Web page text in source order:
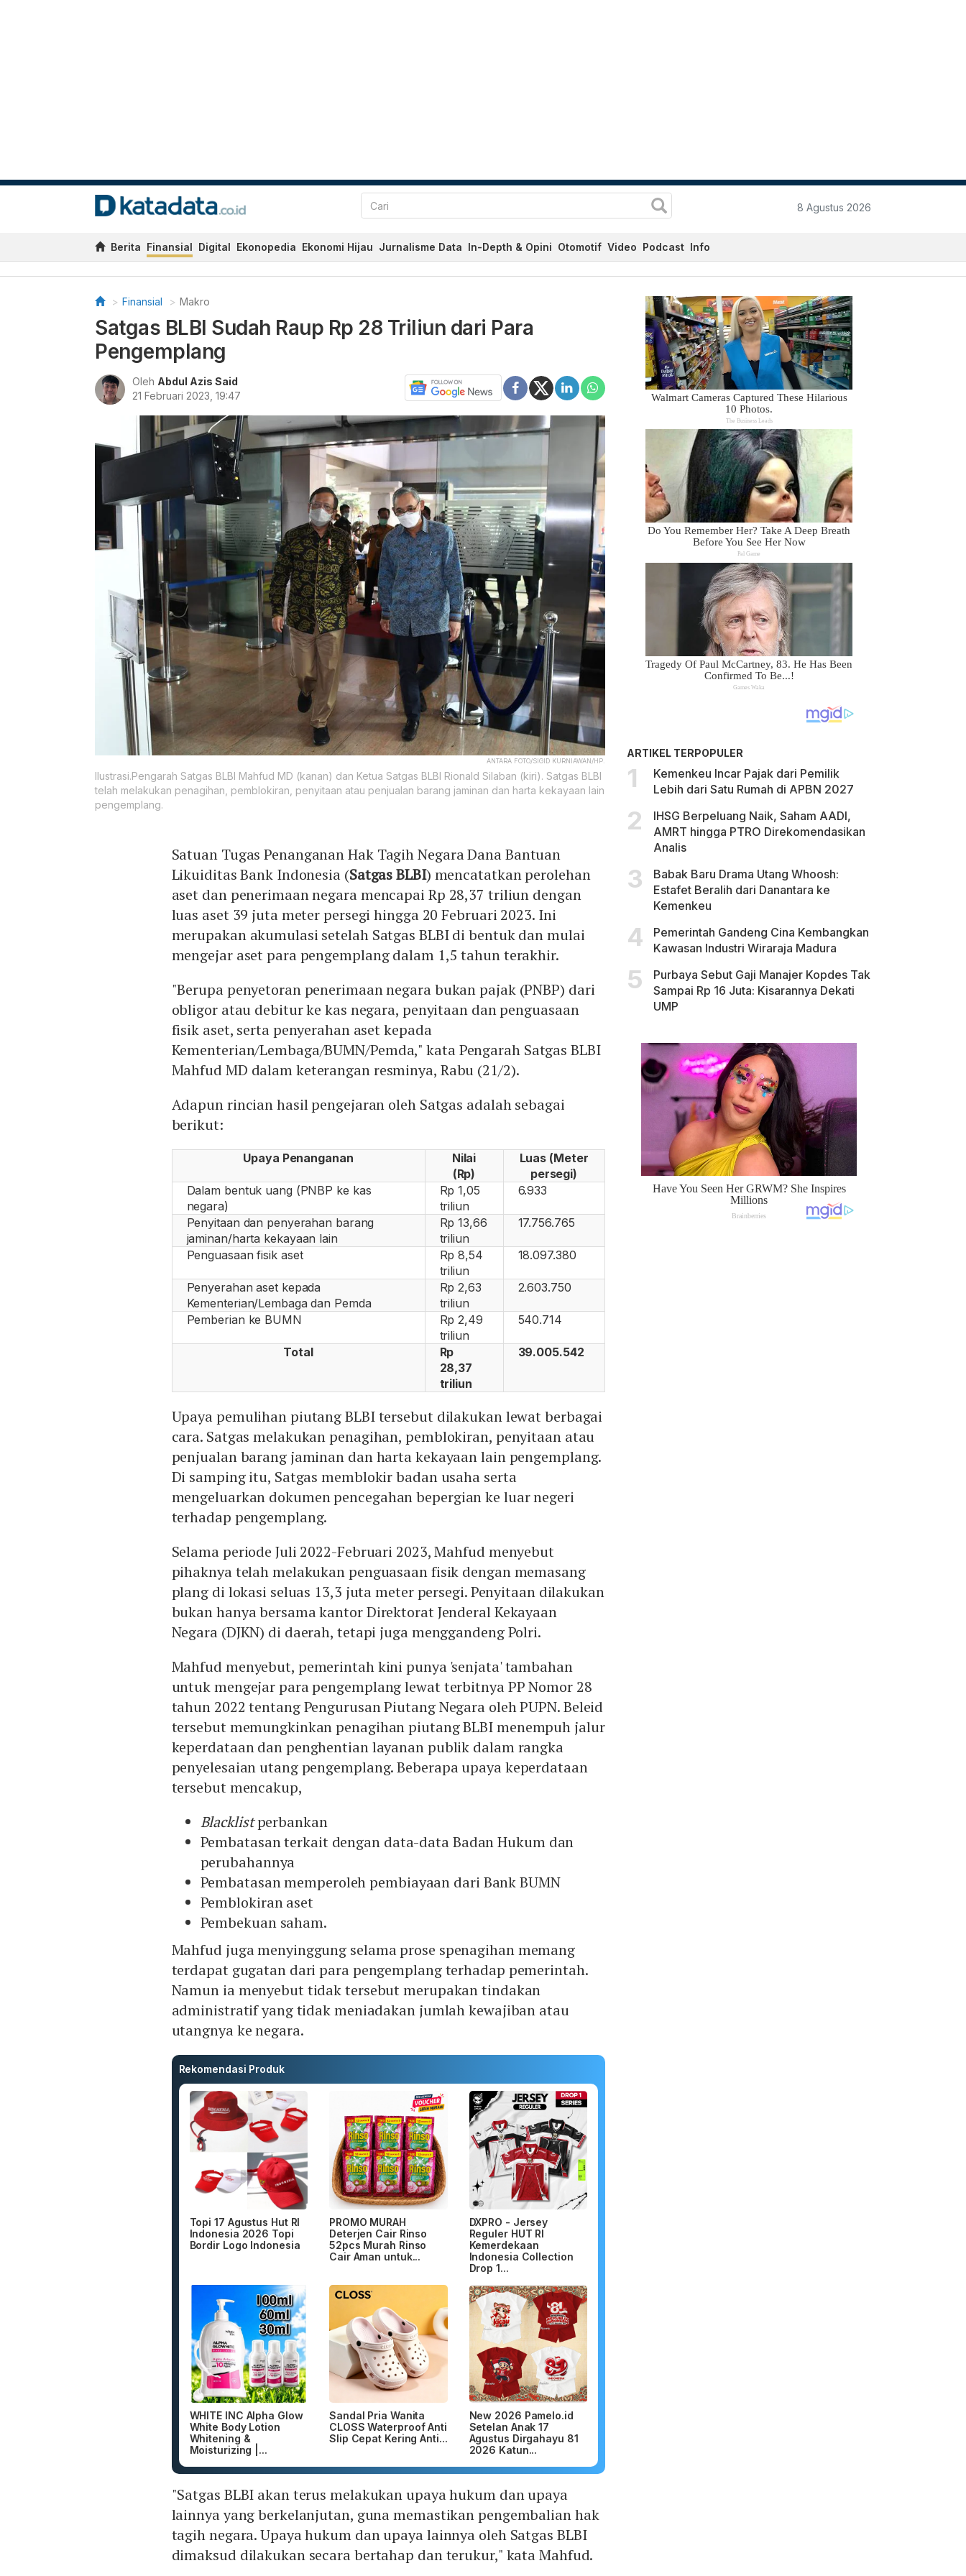
8 Agustus 2026
Berita Finansial Digital Ekonopedia Ekonomi Hijau Jurnalisme Data In-Depth & Opini Otomotif Video Podcast Info
Finansial Makro
Satgas BLBI Sudah Raup Rp 28 Triliun dari Para
Pengemplang
Oleh Abdul Azis Said
21 Februari 2023, 19:47
ANTARA FOTO/SIGID KURNIAWAN/HP.
Ilustrasi.Pengarah Satgas BLBI Mahfud MD (kanan) dan Ketua Satgas BLBI Rionald Silaban (kiri). Satgas BLBI
telah melakukan penagihan, pemblokiran, penyitaan atau penjualan barang jaminan dan harta kekayaan lain
pengemplang.
Satuan Tugas Penanganan Hak Tagih Negara Dana Bantuan
Likuiditas Bank Indonesia (Satgas BLBI) mencatatkan perolehan
aset dan penerimaan negara mencapai Rp 28,37 triliun dengan
luas aset 39 juta meter persegi hingga 20 Februari 2023. Ini
merupakan akumulasi setelah Satgas BLBI di bentuk dan mulai
mengejar aset para pengemplang dalam 1,5 tahun terakhir.
"Berupa penyetoran penerimaan negara bukan pajak (PNBP) dari
obligor atau debitur ke kas negara, penyitaan dan penguasaan
fisik aset, serta penyerahan aset kepada
Kementerian/Lembaga/BUMN/Pemda," kata Pengarah Satgas BLBI
Mahfud MD dalam keterangan resminya, Rabu (21/2).
Adapun rincian hasil pengejaran oleh Satgas adalah sebagai
berikut:
Upaya Penanganan
Nilai
(Rp)
Luas (Meter
persegi)
Dalam bentuk uang (PNBP ke kas
negara)
Rp 1,05
triliun
6.933
Penyitaan dan penyerahan barang
jaminan/harta kekayaan lain
Rp 13,66
triliun
17.756.765
Penguasaan fisik aset
Rp 8,54
triliun
18.097.380
Penyerahan aset kepada
Kementerian/Lembaga dan Pemda
Rp 2,63
triliun
2.603.750
Pemberian ke BUMN
Rp 2,49
triliun
540.714
Total
Rp
28,37
triliun
39.005.542
Upaya pemulihan piutang BLBI tersebut dilakukan lewat berbagai
cara. Satgas melakukan penagihan, pemblokiran, penyitaan atau
penjualan barang jaminan dan harta kekayaan lain pengemplang.
Di samping itu, Satgas memblokir badan usaha serta
mengeluarkan dokumen pencegahan bepergian ke luar negeri
terhadap pengemplang.
Selama periode Juli 2022-Februari 2023, Mahfud menyebut
pihaknya telah melakukan penguasaan fisik dengan memasang
plang di lokasi seluas 13,3 juta meter persegi. Penyitaan dilakukan
bukan hanya bersama kantor Direktorat Jenderal Kekayaan
Negara (DJKN) di daerah, tetapi juga menggandeng Polri.
Mahfud menyebut, pemerintah kini punya 'senjata' tambahan
untuk mengejar para pengemplang lewat terbitnya PP Nomor 28
tahun 2022 tentang Pengurusan Piutang Negara oleh PUPN. Beleid
tersebut memungkinkan penagihan piutang BLBI menempuh jalur
keperdataan dan penghentian layanan publik dalam rangka
penyelesaian utang pengemplang. Beberapa upaya keperdataan
tersebut mencakup,
Blacklistperbankan
Pembatasan terkait dengan data-data Badan Hukum dan
perubahannya
Pembatasan memperoleh pembiayaan dari Bank BUMN
Pemblokiran aset
Pembekuan saham.
Mahfud juga menyinggung selama prose spenagihan memang
terdapat gugatan dari para pengemplang terhadap pemerintah.
Namun ia menyebut tidak tersebut merupakan tindakan
administratif yang tidak meniadakan jumlah kewajiban atau
utangnya ke negara.
Rekomendasi Produk
Topi 17 Agustus Hut RI
Indonesia 2026 Topi
Bordir Logo Indonesia
PROMO MURAH
Deterjen Cair Rinso
52pcs Murah Rinso
Cair Aman untuk...
DXPRO - Jersey
Reguler HUT RI
Kemerdekaan
Indonesia Collection
Drop 1...
WHITE INC Alpha Glow
White Body Lotion
Whitening &
Moisturizing |...
Sandal Pria Wanita
CLOSS Waterproof Anti
Slip Cepat Kering Anti...
New 2026 Pamelo.id
Setelan Anak 17
Agustus Dirgahayu 81
2026 Katun...
"Satgas BLBI akan terus melakukan upaya hukum dan upaya
lainnya yang berkelanjutan, guna memastikan pengembalian hak
tagih negara. Upaya hukum dan upaya lainnya oleh Satgas BLBI
dimaksud dilakukan secara bertahap dan terukur," kata Mahfud.
ARTIKEL TERPOPULER
Kemenkeu Incar Pajak dari Pemilik
Lebih dari Satu Rumah di APBN 2027
IHSG Berpeluang Naik, Saham AADI,
AMRT hingga PTRO Direkomendasikan
Analis
Babak Baru Drama Utang Whoosh:
Estafet Beralih dari Danantara ke
Kemenkeu
Pemerintah Gandeng Cina Kembangkan
Kawasan Industri Wiraraja Madura
Purbaya Sebut Gaji Manajer Kopdes Tak
Sampai Rp 16 Juta: Kisarannya Dekati
UMP